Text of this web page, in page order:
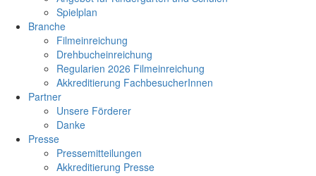
Spielplan
Branche
Filmeinreichung
Drehbucheinreichung
Regularien 2026 Filmeinreichung
Akkreditierung FachbesucherInnen
Partner
Unsere Förderer
Danke
Presse
Pressemitteilungen
Akkreditierung Presse